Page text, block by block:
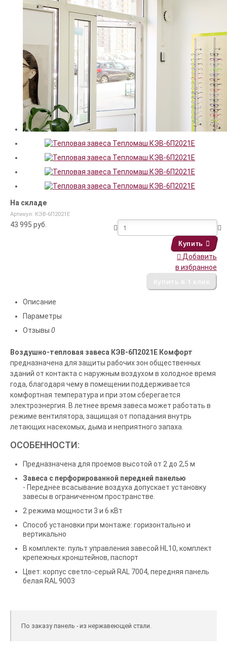
На складе
Артикул: КЭВ-6П2021E
43 995 руб.
Купить
Добавить
в избранное
Описание
Параметры
Отзывы 0
Воздушно-тепловая завеса КЭВ-6П2021Е Комфорт
предназначена для защиты рабочих зон общественных
зданий от контакта с наружным воздухом в холодное время
года, благодаря чему в помещении поддерживается
комфортная температура и при этом сберегается
электроэнергия. В летнее время завеса может работать в
режиме вентилятора, защищая от попадания внутрь
летающих насекомых, дыма и неприятного запаха.
ОСОБЕННОСТИ:
Предназначена для проемов высотой от 2 до 2,5 м
Завеса с перфорированной передней панелью
- Переднее всасывание воздуха допускает установку
завесы в ограниченном пространстве.
2 режима мощности 3 и 6 кВт
Способ установки при монтаже: горизонтально и
вертикально
В комплекте: пульт управления завесой HL10, комплект
крепежных кронштейнов, паспорт
Цвет: корпус светло-серый RAL 7004, передняя панель
белая RAL 9003
По заказу панель - из нержавеющей стали.